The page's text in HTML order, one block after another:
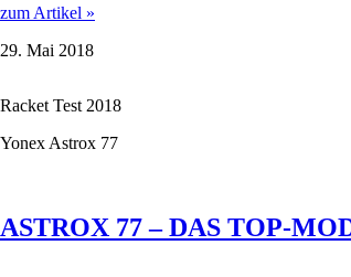
zum Artikel »
DER
TYP
TYP?
29. Mai 2018
Racket Test 2018
Yonex Astrox 77
ASTROX 77 – DAS TOP-